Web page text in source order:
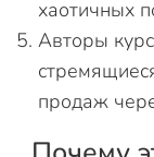
хаотичных
Авторы
продаж